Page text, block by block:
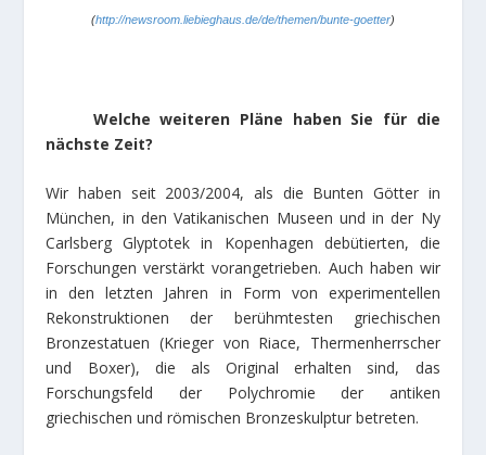
(http://newsroom.liebieghaus.de/de/themen/bunte-goetter)
Welche weiteren Pläne haben Sie für die
nächste Zeit?
Wir haben seit 2003/2004, als die Bunten Götter in
München, in den Vatikanischen Museen und in der Ny
Carlsberg Glyptotek in Kopenhagen debütierten, die
Forschungen verstärkt vorangetrieben. Auch haben wir
in den letzten Jahren in Form von experimentellen
Rekonstruktionen der berühmtesten griechischen
Bronzestatuen (Krieger von Riace, Thermenherrscher
und Boxer), die als Original erhalten sind, das
Forschungsfeld der Polychromie der antiken
griechischen und römischen Bronzeskulptur betreten.